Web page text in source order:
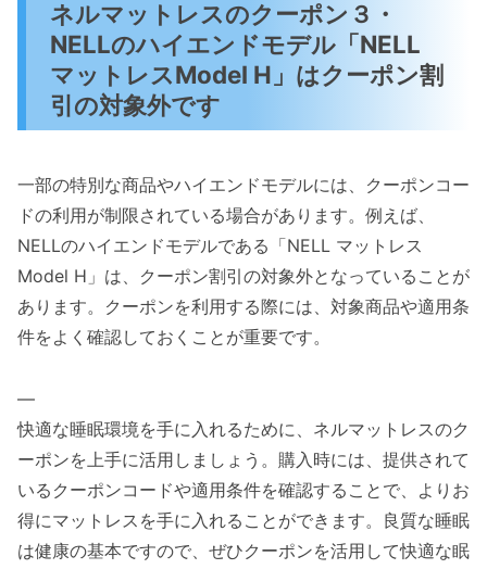
ネルマットレスのクーポン３・
NELLのハイエンドモデル「NELL
マットレスModel H」はクーポン割
引の対象外です
一部の特別な商品やハイエンドモデルには、クーポンコー
ドの利用が制限されている場合があります。例えば、
NELLのハイエンドモデルである「NELL マットレス
Model H」は、クーポン割引の対象外となっていることが
あります。クーポンを利用する際には、対象商品や適用条
件をよく確認しておくことが重要です。
—
快適な睡眠環境を手に入れるために、ネルマットレスのク
ーポンを上手に活用しましょう。購入時には、提供されて
いるクーポンコードや適用条件を確認することで、よりお
得にマットレスを手に入れることができます。良質な睡眠
は健康の基本ですので、ぜひクーポンを活用して快適な眠